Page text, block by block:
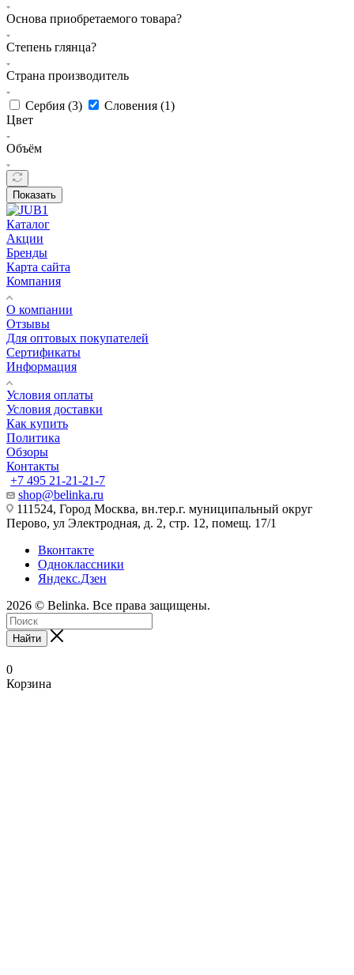
Основа приобретаемого товара?
Степень глянца?
Страна производитель
Сербия (3) Словения (1)
Цвет
Объём
Показать
Каталог
Акции
Бренды
Карта сайта
Компания
О компании
Отзывы
Для оптовых покупателей
Сертификаты
Информация
Условия оплаты
Условия доставки
Как купить
Политика
Обзоры
Контакты
+7 495 21-21-21-7
shop@belinka.ru
111524, Город Москва, вн.тер.г. муниципальный округ
Перово, ул Электродная, д. 2, стр. 12, помещ. 17/1
Вконтакте
Одноклассники
Яндекс.Дзен
2026 © Belinka. Все права защищены.
Найти
0
Корзина